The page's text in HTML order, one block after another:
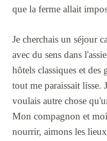
que la ferme allait
Je cherchais un séjour
avec du sens dans
hôtels classiques et
tout me paraissait lisse.
voulais autre chose
Mon compagnon et
nourrir, aimons les